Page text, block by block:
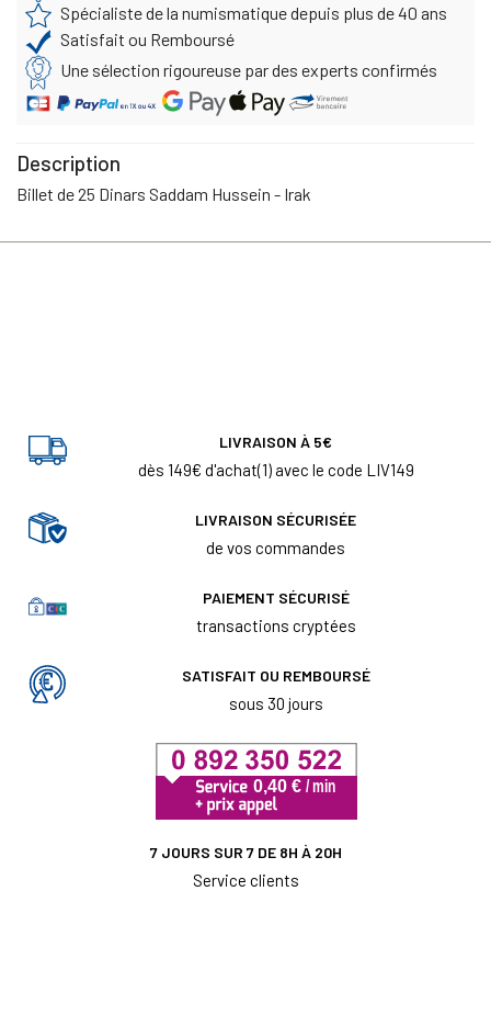
Spécialiste de la numismatique depuis plus de 40 ans
Satisfait ou Remboursé
Une sélection rigoureuse par des experts confirmés
Description
Billet de 25 Dinars Saddam Hussein - Irak
LIVRAISON À 5€
dès 149€ d'achat(1) avec le code LIV149
LIVRAISON SÉCURISÉE
de vos commandes
PAIEMENT SÉCURISÉ
transactions cryptées
SATISFAIT OU REMBOURSÉ
sous 30 jours
7 JOURS SUR 7 DE 8H À 20H
Service clients